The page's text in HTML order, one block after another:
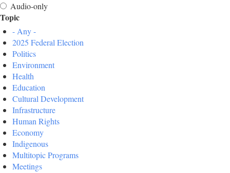
Audio-only
Topic
- Any -
2025 Federal Election
Politics
Environment
Health
Education
Cultural Development
Infrastructure
Human Rights
Economy
Indigenous
Multitopic Programs
Meetings